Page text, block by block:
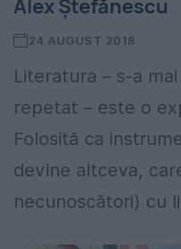
Alex Ștefănescu
24 AUGUST 2018
Literatura – s-a
repetat – este o
Folosită ca
devine altceva,
necunoscători) cu